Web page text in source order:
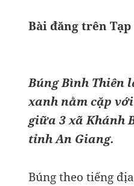
Bài đăng trên
Búng Bình Thiên
xanh nằm cặp
giữa 3 xã Khánh
tỉnh An Giang.
Búng theo tiếng